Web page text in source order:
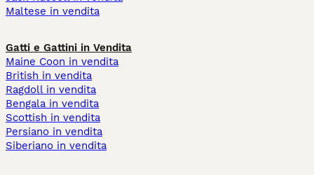
Maltese in vendita
Gatti e Gattini in Vendita
Maine Coon in vendita
British in vendita
Ragdoll in vendita
Bengala in vendita
Scottish in vendita
Persiano in vendita
Siberiano in vendita